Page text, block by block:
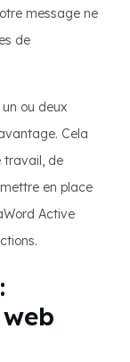
message ne
de
ou deux
Cela
travail, de
en place
Active